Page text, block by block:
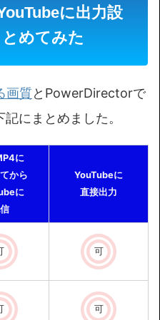
に出力設
めてみた
画質とPowerDirectorで
にまとめました。
に
から
に
YouTubeに
直接出力
可
可